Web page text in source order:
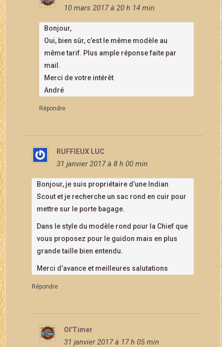
10 mars 2017 à 20 h 14 min
Bonjour,
Oui, bien sûr, c’est le même modèle au
même tarif. Plus ample réponse faite par
mail.
Merci de votre intérêt
André
Répondre
RUFFIEUX LUC
31 janvier 2017 à 8 h 00 min
Bonjour, je suis propriétaire d’une Indian
Scout et je recherche un sac rond en cuir pour
mettre sur le porte bagage.
Dans le style du modèle rond pour la Chief que
vous proposez pour le guidon mais en plus
grande taille bien entendu.
Merci d’avance et meilleures salutations
Répondre
Ol'Timer
31 janvier 2017 à 17 h 05 min